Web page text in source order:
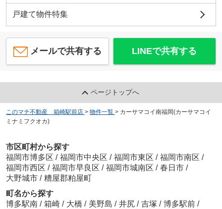
戸建て物件特集
メールで共有する LINEで共有する
ページトップへ
このマチ不動産 箱崎駅前店 > 物件一覧 > カーサマコイ南福岡(カーサマコイ
ミナミフクオカ)
市区町村から探す
福岡市博多区 / 福岡市中央区 / 福岡市東区 / 福岡市南区 /
福岡市西区 / 福岡市早良区 / 福岡市城南区 / 春日市 /
大野城市 / 糟屋郡粕屋町
町名から探す
博多駅南 / 箱崎 / 大橋 / 美野島 / 井尻 / 吉塚 / 博多駅前 /